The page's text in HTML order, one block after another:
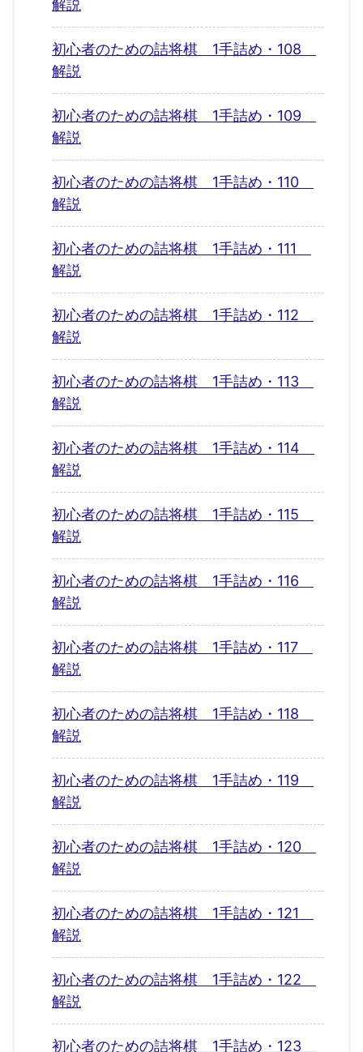
解説
初心者のための詰将棋 1手詰め・108
解説
初心者のための詰将棋 1手詰め・109
解説
初心者のための詰将棋 1手詰め・110
解説
初心者のための詰将棋 1手詰め・111
解説
初心者のための詰将棋 1手詰め・112
解説
初心者のための詰将棋 1手詰め・113
解説
初心者のための詰将棋 1手詰め・114
解説
初心者のための詰将棋 1手詰め・115
解説
初心者のための詰将棋 1手詰め・116
解説
初心者のための詰将棋 1手詰め・117
解説
初心者のための詰将棋 1手詰め・118
解説
初心者のための詰将棋 1手詰め・119
解説
初心者のための詰将棋 1手詰め・120
解説
初心者のための詰将棋 1手詰め・121
解説
初心者のための詰将棋 1手詰め・122
解説
初心者のための詰将棋 1手詰め・123